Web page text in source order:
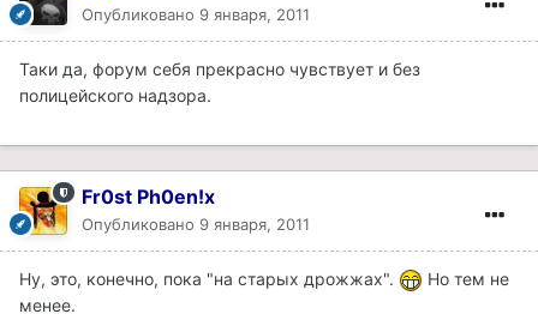
Опубликовано 9 января, 2011
Таки да, форум себя прекрасно чувствует и без
полицейского надзора.
Fr0st Ph0en!x
Опубликовано 9 января, 2011
Ну, это, конечно, пока "на старых дрожжах".
Но тем не
менее.